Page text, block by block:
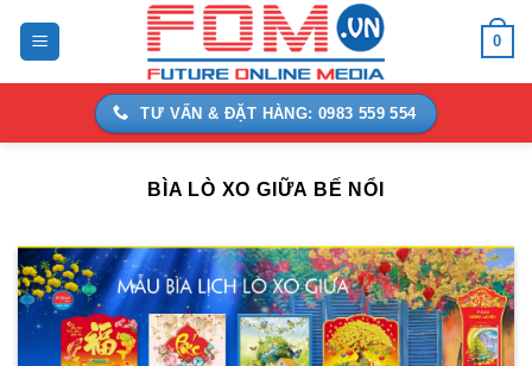
0
TƯ VẤN & ĐẶT HÀNG: 0983 559 554
BÌA LÒ XO GIỮA BẾ NỔI